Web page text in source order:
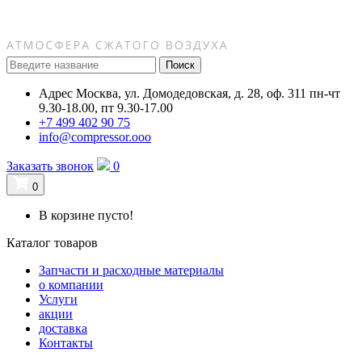
Поиск
Адрес Москва, ул. Домодедовская, д. 28, оф. 311 пн-чт
9.30-18.00, пт 9.30-17.00
+7 499 402 90 75
info@compressor.ooo
Заказать звонок 0
0
В корзине пусто!
Каталог товаров
Запчасти и расходные материалы
о компании
Услуги
акции
доставка
Контакты